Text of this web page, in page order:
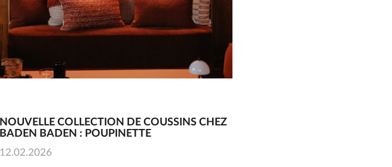
NOUVELLE COLLECTION DE COUSSINS CHEZ
BADEN BADEN : POUPINETTE
12.02.2026